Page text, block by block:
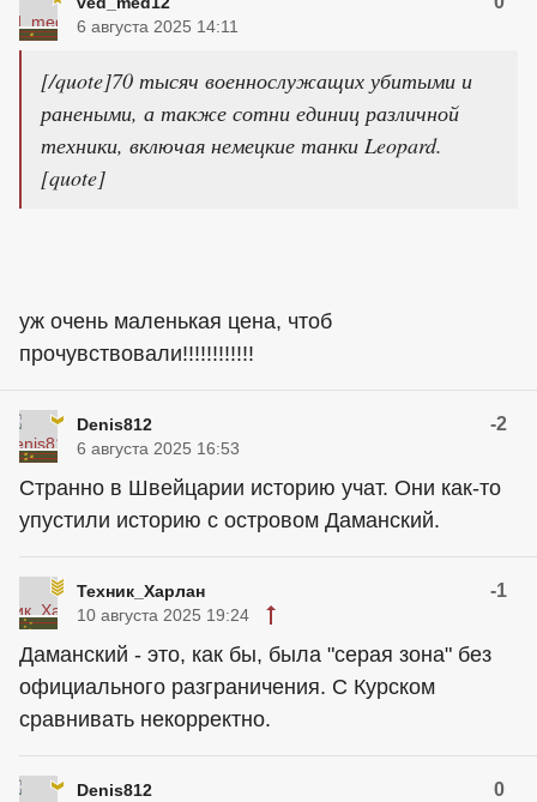
6 августа 2025 14:11
[/quote]70 тысяч военнослужащих убитыми и
ранеными, а также сотни единиц различной
техники, включая немецкие танки Leopard.
[quote]
уж очень маленькая цена, чтоб
прочувствовали!!!!!!!!!!!!
Denis812 -2
6 августа 2025 16:53
Странно в Швейцарии историю учат. Они как-то
упустили историю с островом Даманский.
Техник_Харлан -1
10 августа 2025 19:24
Даманский - это, как бы, была "серая зона" без
официального разграничения. С Курском
сравнивать некорректно.
Denis812 0